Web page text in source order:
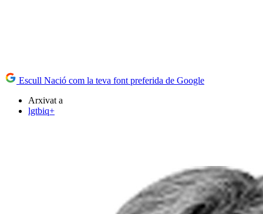
Escull Nació com la teva font preferida de Google
Arxivat a
lgtbiq+